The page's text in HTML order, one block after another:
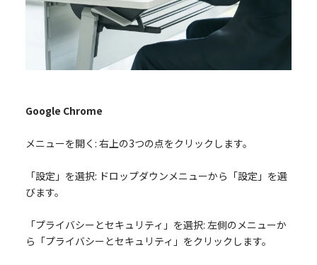
Google Chrome
メニューを開く: 右上の3つの点をクリックします。
「設定」を選択: ドロップダウンメニューから「設定」を選
びます。
「プライバシーとセキュリティ」を選択: 左側のメニューか
ら「プライバシーとセキュリティ」をクリックします。